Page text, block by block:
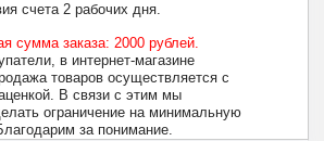
счета 2 рабочих дня.
сумма заказа: 2000 рублей.
в интернет-магазине
товаров осуществляется с
В связи с этим мы
ограничение на минимальную
за понимание.
+7 (495) 223-13-47